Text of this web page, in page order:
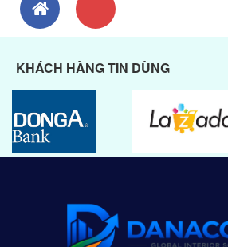
KHÁCH HÀNG TIN DÙNG